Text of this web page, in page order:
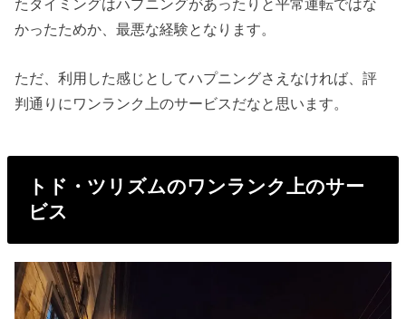
たタイミングはハプニングがあったりと平常運転ではな
かったためか、最悪な経験となります。
ただ、利用した感じとしてハプニングさえなければ、評
判通りにワンランク上のサービスだなと思います。
トド・ツリズムのワンランク上のサー
ビス